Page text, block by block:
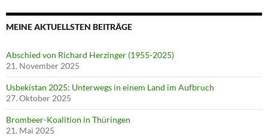
MEINE AKTUELLSTEN BEITRÄGE
Abschied von Richard Herzinger (1955-2025)
21. November 2025
Usbekistan 2025: Unterwegs in einem Land im Aufbruch
27. Oktober 2025
Brombeer-Koalition in Thüringen
21. Mai 2025